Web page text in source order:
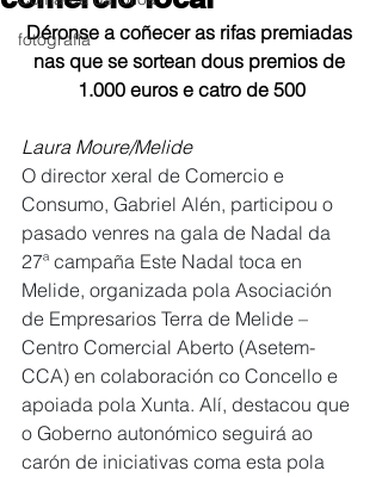
fotografía
Déronse a coñecer as rifas premiadas
nas que se sortean dous premios de
1.000 euros e catro de 500
Laura Moure/Melide
O director xeral de Comercio e
Consumo, Gabriel Alén, participou o
pasado venres na gala de Nadal da
27ª campaña Este Nadal toca en
Melide, organizada pola Asociación
de Empresarios Terra de Melide –
Centro Comercial Aberto (Asetem-
CCA) en colaboración co Concello e
apoiada pola Xunta. Alí, destacou que
o Goberno autonómico seguirá ao
carón de iniciativas coma esta pola